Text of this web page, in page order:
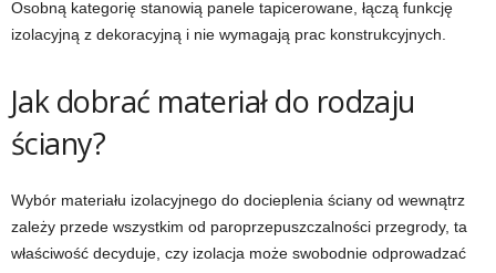
Osobną kategorię stanowią panele tapicerowane, łączą funkcję
izolacyjną z dekoracyjną i nie wymagają prac konstrukcyjnych.
Jak dobrać materiał do rodzaju
ściany?
Wybór materiału izolacyjnego do docieplenia ściany od wewnątrz
zależy przede wszystkim od paroprzepuszczalności przegrody, ta
właściwość decyduje, czy izolacja może swobodnie odprowadzać